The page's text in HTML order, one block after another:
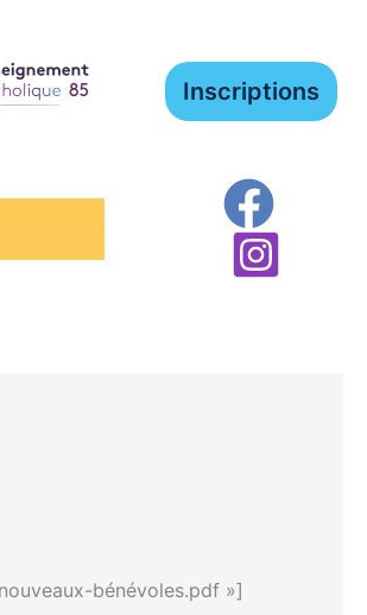
Inscriptions
bénévoles.pdf »]